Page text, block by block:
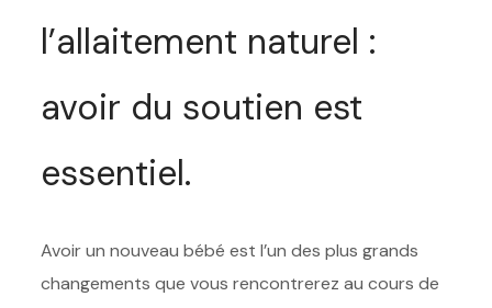
l’allaitement naturel :
avoir du soutien est
essentiel.
Avoir un nouveau bébé est l’un des plus grands
changements que vous rencontrerez au cours de